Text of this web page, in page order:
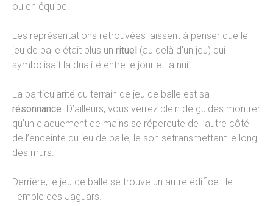
ou en équipe.
Les représentations retrouvées laissent à penser que le
jeu de balle était plus un rituel (au delà d’un jeu) qui
symbolisait la dualité entre le jour et la nuit.
La particularité du terrain de jeu de balle est sa
résonnance. D’ailleurs, vous verrez plein de guides montrer
qu’un claquement de mains se répercute de l’autre côté
de l’enceinte du jeu de balle, le son setransmettant le long
des murs.
Derrière, le jeu de balle se trouve un autre édifice : le
Temple des Jaguars.